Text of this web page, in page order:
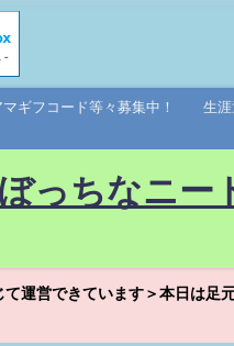
ギフコード等々募集中！ 生涯
ちなニー
運営できています＞本日は足